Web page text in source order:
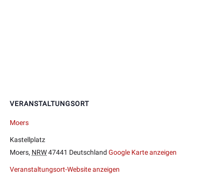
VERANSTALTUNGSORT
Moers
Kastellplatz
Moers, NRW47441 Deutschland Google Karte anzeigen
Veranstaltungsort-Website anzeigen